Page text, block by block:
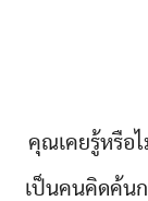
คุณเคยรู้หรือไ
เป็นคนคิดค้น